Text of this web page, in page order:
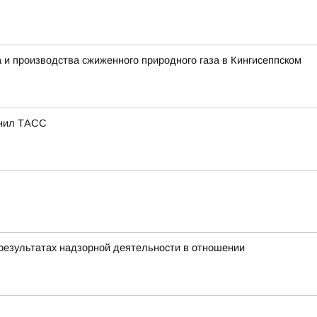
производства сжиженного природного газа в Кингисеппском
ТАСС
надзорной деятельности в отношении